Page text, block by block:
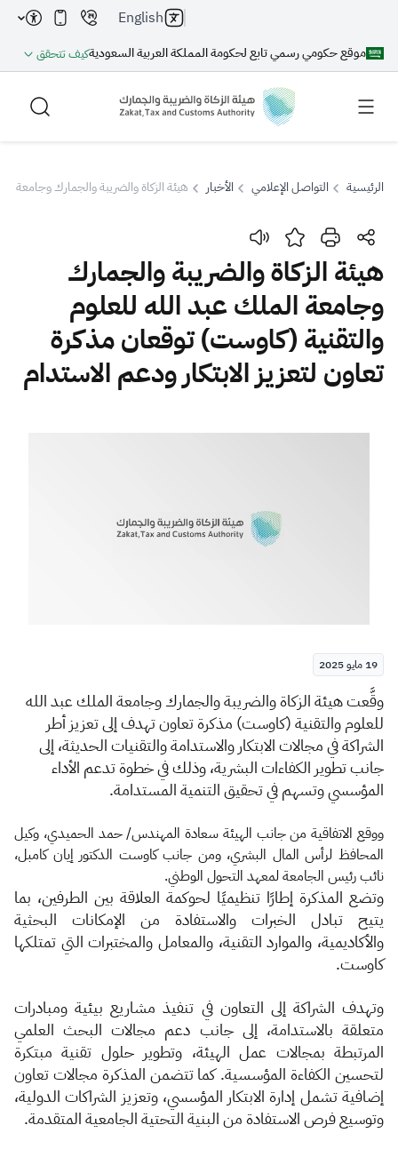
موقع حكومي رسمي تابع لحكومة المملكة العربية السعوديةكيف تتحقق
English
بحث
بحث بحث AI
اقتراحات
الإقرار الضريبي
التصرفات العقارية
الرئيسية التواصل الإعلامي الأخبار هيئة الزكاة والضريبة والجمارك وجامعة
هيئة الزكاة والضريبة والجمارك
وجامعة الملك عبد الله للعلوم
والتقنية (كاوست) توقعان مذكرة
تعاون لتعزيز الابتكار ودعم الاستدام
19 مايو 2025
​​​وقَّعتهيئة الزكاة والضريبة والجمارك وجامعة الملك عبد الله
للعلوم والتقنية (كاوست) مذكرة تعاون تهدف إلى تعزيز أطر
الشراكة في مجالات الابتكار والاستدامة والتقنيات الحديثة، إلى
جانب تطوير الكفاءات البشرية، وذلك في خطوة تدعم الأداء
المؤسسي وتسهم في تحقيق التنمية المستدامة.
ووقع الاتفاقية من جانب الهيئة سعادة المهندس/ حمد الحميدي، وكيل
المحافظ لرأس المال البشري، ومن جانب كاوست الدكتور إيان كامبل،
نائب رئيس الجامعة لمعهد التحول الوطني.​
وتضع المذكرة إطارًا تنظيميًا لحوكمة العلاقة بين الطرفين، بما
يتيح تبادل الخبرات والاستفادة من الإمكانات البحثية
والأكاديمية، والموارد التقنية، والمعامل والمختبرات التي تمتلكها
كاوست.
وتهدف الشراكة إلى التعاون في تنفيذ مشاريع بيئية ومبادرات
متعلقة بالاستدامة، إلى جانب دعم مجالات البحث العلمي
المرتبطة بمجالات عمل الهيئة، وتطوير حلول تقنية مبتكرة
لتحسين الكفاءة المؤسسية. كما تتضمن المذكرة مجالات تعاون
إضافية تشمل إدارة الابتكار المؤسسي، وتعزيز الشراكات الدولية،
وتوسيع فرص الاستفادة من البنية التحتية الجامعية المتقدمة.